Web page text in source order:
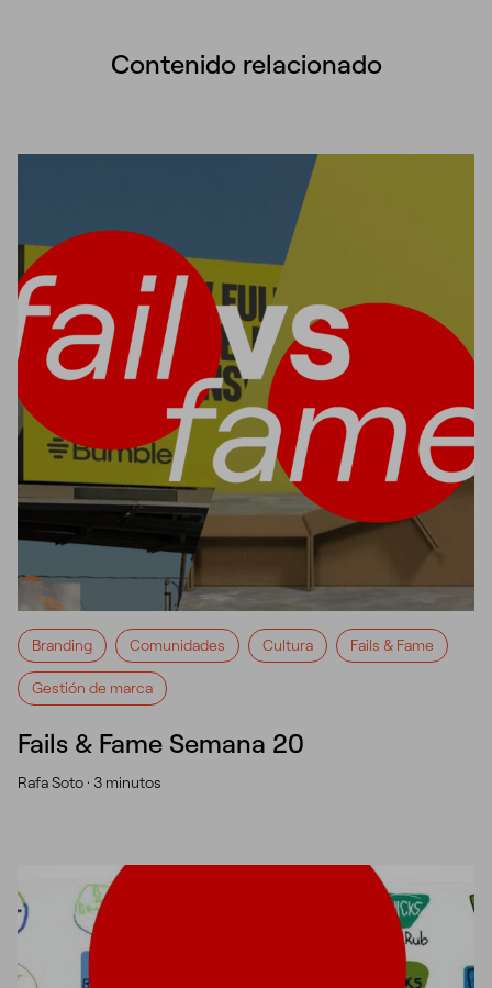
Contenido relacionado
Branding Comunidades Cultura Fails & Fame
Gestión de marca
Fails & Fame Semana 20
Rafa Soto · 3 minutos